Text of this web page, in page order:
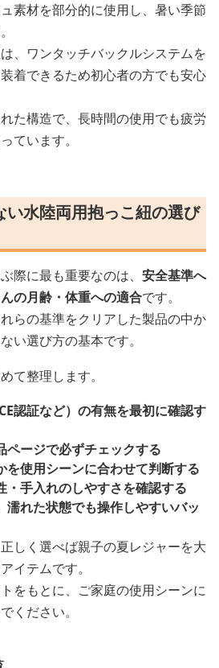
素材を部分的に使用し、暑い季節
、ワンタッチバックルシステムを
着できるため初心者の方でも安心
た構造で、長時間の使用でも疲労
ています。
い水陸両用抱っこ紐の選び
際に最も重要なのは、 安全基準へ
の月齢・体重への適合です。
らの基準をクリアした製品の中か
い選び方の基本です。
て整理します。
認証など）の有無を最初に確認す
ページで必ずチェックする
を使用シーンに合わせて判断する
・手入れのしやすさを確認する
濡れた状態でも操作しやすいバッ
しく選べば親子の夏レジャーを大
イテムです。
をもとに、ご家庭の使用シーンに
ください。